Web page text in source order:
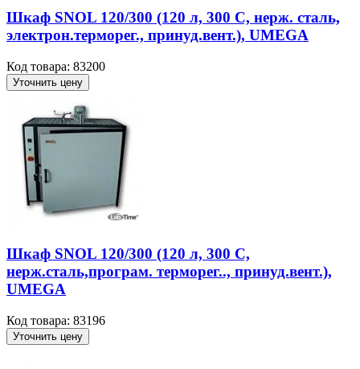
Шкаф SNOL 120/300 (120 л, 300 С, нерж. сталь,
электрон.терморег., принуд.вент.), UMEGA
Код товара: 83200
Уточнить цену
Шкаф SNOL 120/300 (120 л, 300 С,
нерж.сталь,програм. терморег.., принуд.вент.),
UMEGA
Код товара: 83196
Уточнить цену